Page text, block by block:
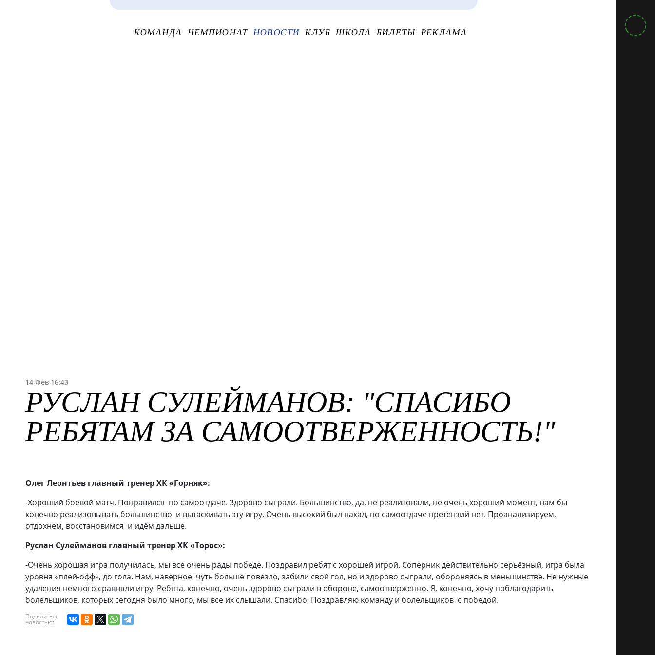
КОМАНДА ЧЕМПИОНАТ НОВОСТИ КЛУБ ШКОЛА БИЛЕТЫ РЕКЛАМА
14 Фев 16:43
РУСЛАН СУЛЕЙМАНОВ: "СПАСИБО
РЕБЯТАМ ЗА САМООТВЕРЖЕННОСТЬ!"
Олег Леонтьев главный тренер ХК «Горняк»:
-Хороший боевой матч. Понравился по самоотдаче. Здорово сыграли. Большинство, да, не реализовали, не очень хороший момент, нам бы
конечно реализовывать большинство и вытаскивать эту игру. Очень высокий был накал, по самоотдаче претензий нет. Проанализируем,
отдохнем, восстановимся и идём дальше.
Руслан Сулейманов главный тренер ХК «Торос»:
-Очень хорошая игра получилась, мы все очень рады победе. Поздравил ребят с хорошей игрой. Соперник действительно серьёзный, игра была
уровня «плей-офф», до гола. Нам, наверное, чуть больше повезло, забили свой гол, но и здорово сыграли, обороняясь в меньшинстве. Не нужные
удаления немного сравняли игру. Ребята, конечно, очень здорово сыграли в обороне, самоотверженно. Я, конечно, хочу поблагодарить
болельщиков, которых сегодня было много, мы все их слышали. Спасибо! Поздравляю команду и болельщиков с победой.
Поделиться
новостью: